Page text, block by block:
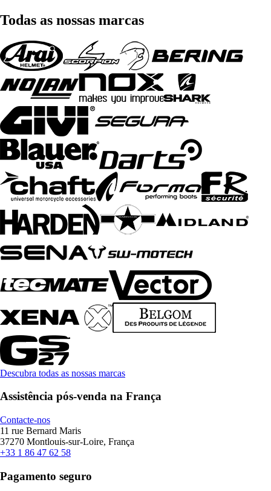
Todas as nossas marcas
Descubra todas as nossas marcas
Assistência pós-venda na França
Contacte-nos
11 rue Bernard Maris
37270 Montlouis-sur-Loire, França
+33 1 86 47 62 58
Pagamento seguro